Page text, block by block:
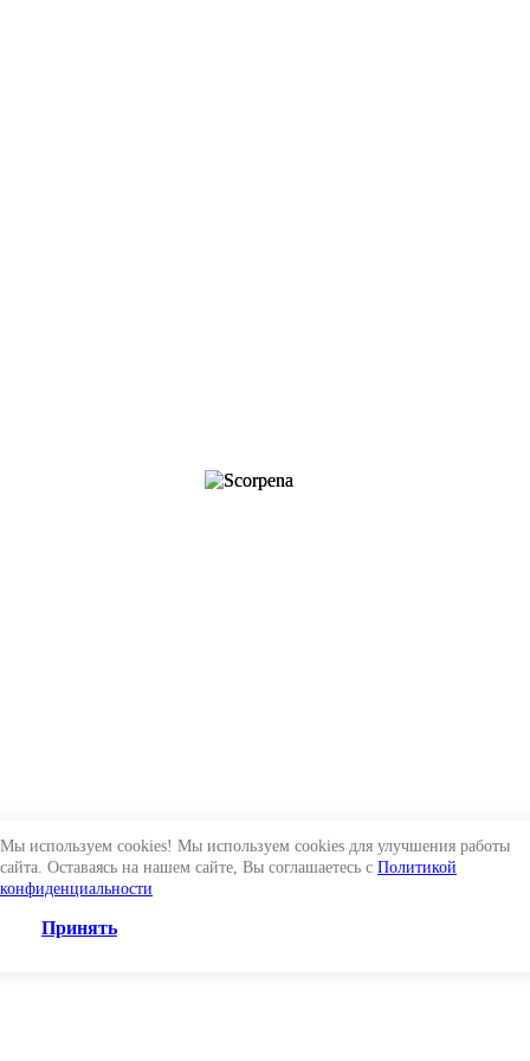
Мы используем cookies! Мы используем cookies для улучшения работы
сайта. Оставаясь на нашем сайте, Вы соглашаетесь с Политикой
конфиденциальности
Принять